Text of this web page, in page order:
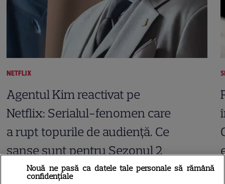
NETFLIX
Agentul Kim reactivat pe
Netflix: Serialul-fenomen care
a rupt topurile de audiență. Ce
șanse sunt pentru Sezonul 2
Nouă ne pasă ca datele tale personale să rămână
confidențiale